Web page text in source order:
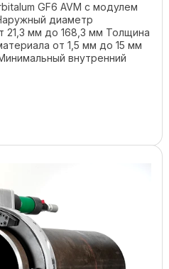
GF6 AVM с модулем
диаметр
21,3 мм до 168,3 мм Толщина
от 1,5 мм до 15 мм
внутренний